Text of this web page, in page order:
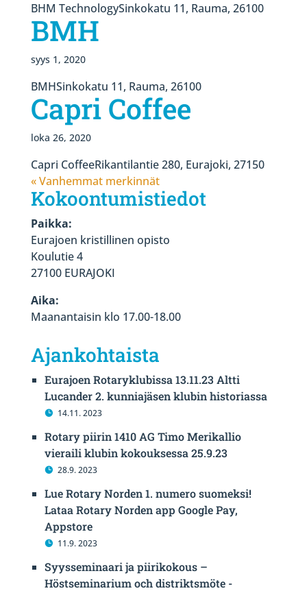
BHM TechnologySinkokatu 11, Rauma, 26100
BMH
syys 1, 2020
BMHSinkokatu 11, Rauma, 26100
Capri Coffee
loka 26, 2020
Capri CoffeeRikantilantie 280, Eurajoki, 27150
« Vanhemmat merkinnät
Kokoontumistiedot
Paikka:
Eurajoen kristillinen opisto
Koulutie 4
27100 EURAJOKI
Aika:
Maanantaisin klo 17.00-18.00
Ajankohtaista
Eurajoen Rotaryklubissa 13.11.23 Altti
Lucander 2. kunniajäsen klubin historiassa
14.11. 2023
Rotary piirin 1410 AG Timo Merikallio
vieraili klubin kokouksessa 25.9.23
28.9. 2023
Lue Rotary Norden 1. numero suomeksi!
Lataa Rotary Norden app Google Pay,
Appstore
11.9. 2023
Syysseminaari ja piirikokous –
Höstseminarium och distriktsmöte -